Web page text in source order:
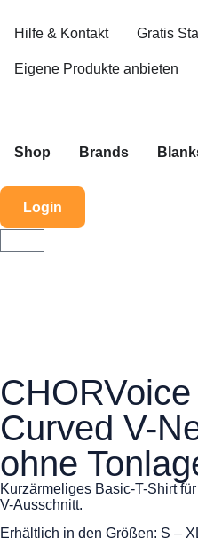
Hilfe & Kontakt Gratis
Eigene Produkte anbieten
Shop Brands
Login
Curved V-
ohne
Kurzärmeliges Basic-T-Shirt
V-Ausschnitt.
Erhältlich in den Größen: S –